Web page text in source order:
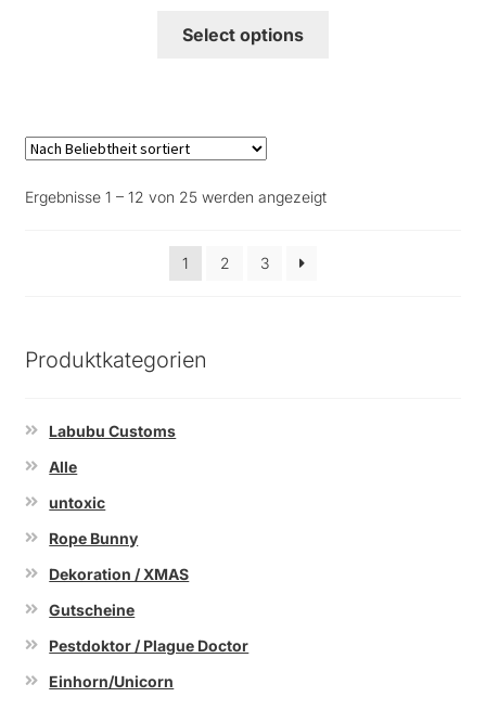
Select options
Ergebnisse 1 – 12 von 25 werden angezeigtNach
1
2 3
Produktkategorien
Labubu Customs
Alle
untoxic
Rope Bunny
Dekoration / XMAS
Gutscheine
Pestdoktor / Plague Doctor
Einhorn/Unicorn